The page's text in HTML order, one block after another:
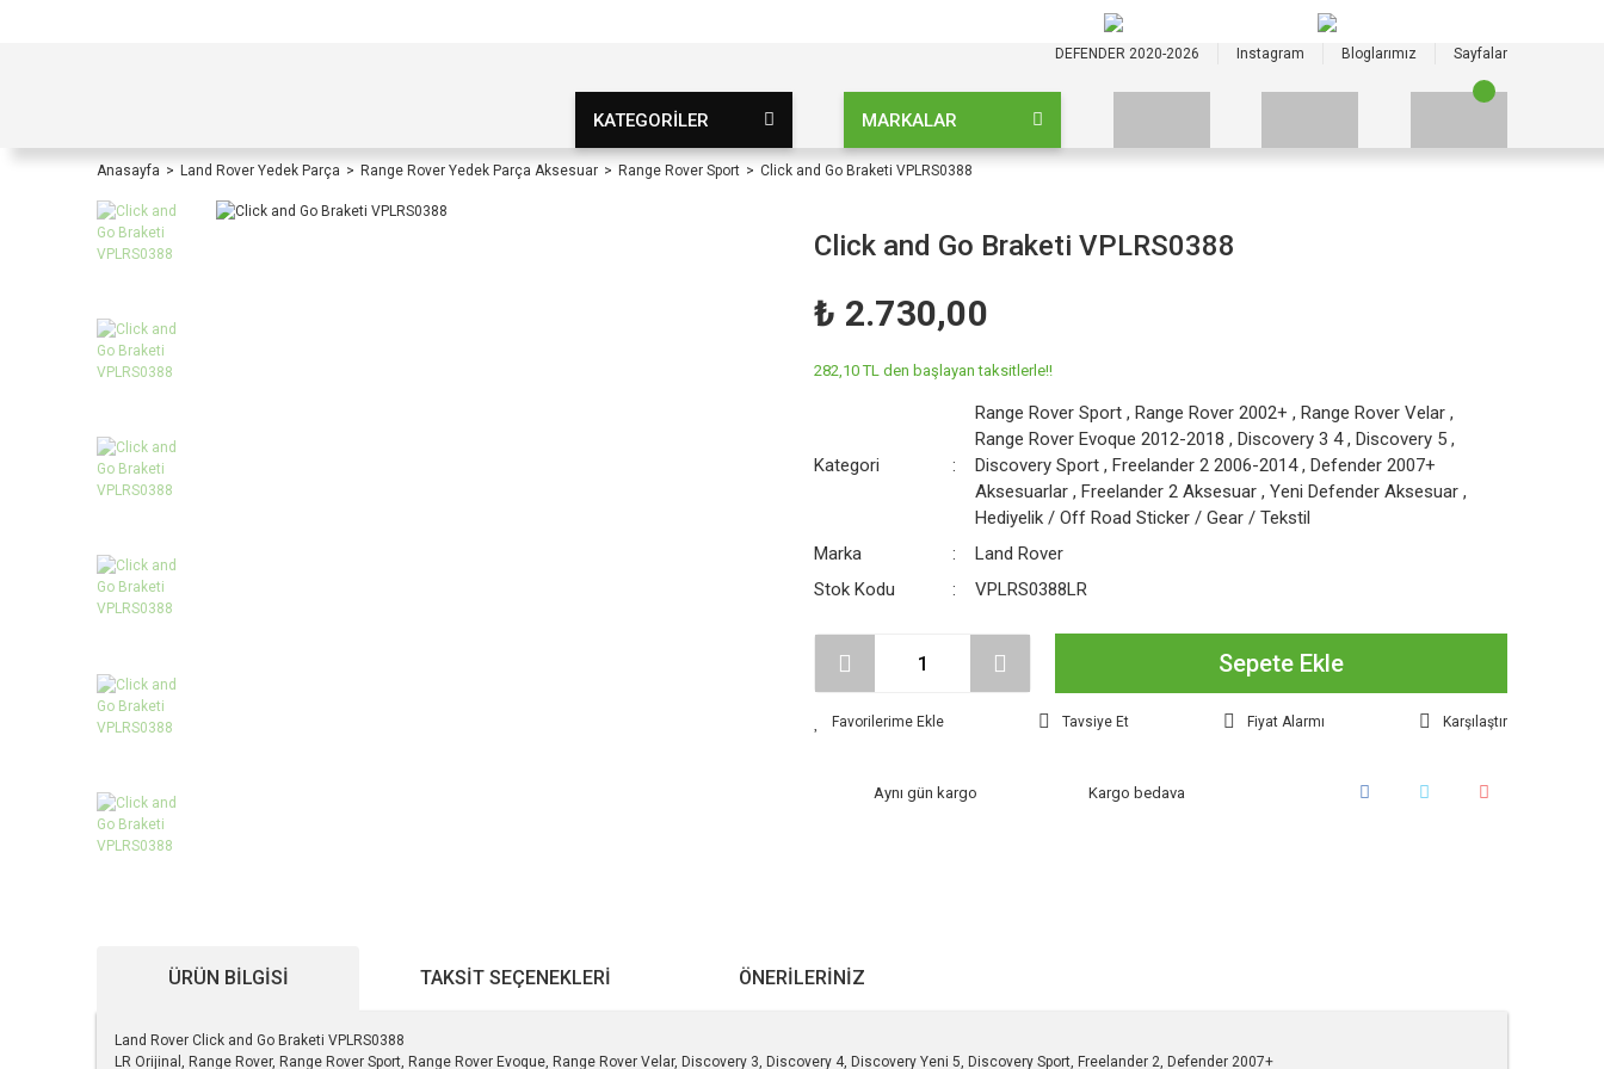
DEFENDER 2020-2026 Instagram Bloglarımız Sayfalar
KATEGORİLER MARKALAR
Anasayfa Land Rover Yedek Parça Range Rover Yedek Parça Aksesuar Range Rover Sport Click and Go Braketi VPLRS0388
Click and Go Braketi VPLRS0388
₺ 2.730,00
282,10 TL den başlayan taksitlerle!!
Kategori
Range Rover Sport ,Range Rover 2002+ ,Range Rover Velar ,
Range Rover Evoque 2012-2018 ,Discovery 3 4 ,Discovery 5 ,
Discovery Sport ,Freelander 2 2006-2014 ,Defender 2007+
Aksesuarlar ,Freelander 2 Aksesuar ,Yeni Defender Aksesuar ,
Hediyelik / Off Road Sticker / Gear / Tekstil
Marka
Land Rover
Stok Kodu
VPLRS0388LR
Sepete Ekle
Tavsiye Et Fiyat Alarmı Karşılaştır
Aynı gün kargo Kargo bedava
ÜRÜN BILGISI TAKSIT SEÇENEKLERI ÖNERILERINIZ
Land Rover Click and Go Braketi VPLRS0388
LR Orijinal, Range Rover, Range Rover Sport, Range Rover Evoque, Range Rover Velar, Discovery 3, Discovery 4, Discovery Yeni 5, Discovery Sport, Freelander 2, Defender 2007+